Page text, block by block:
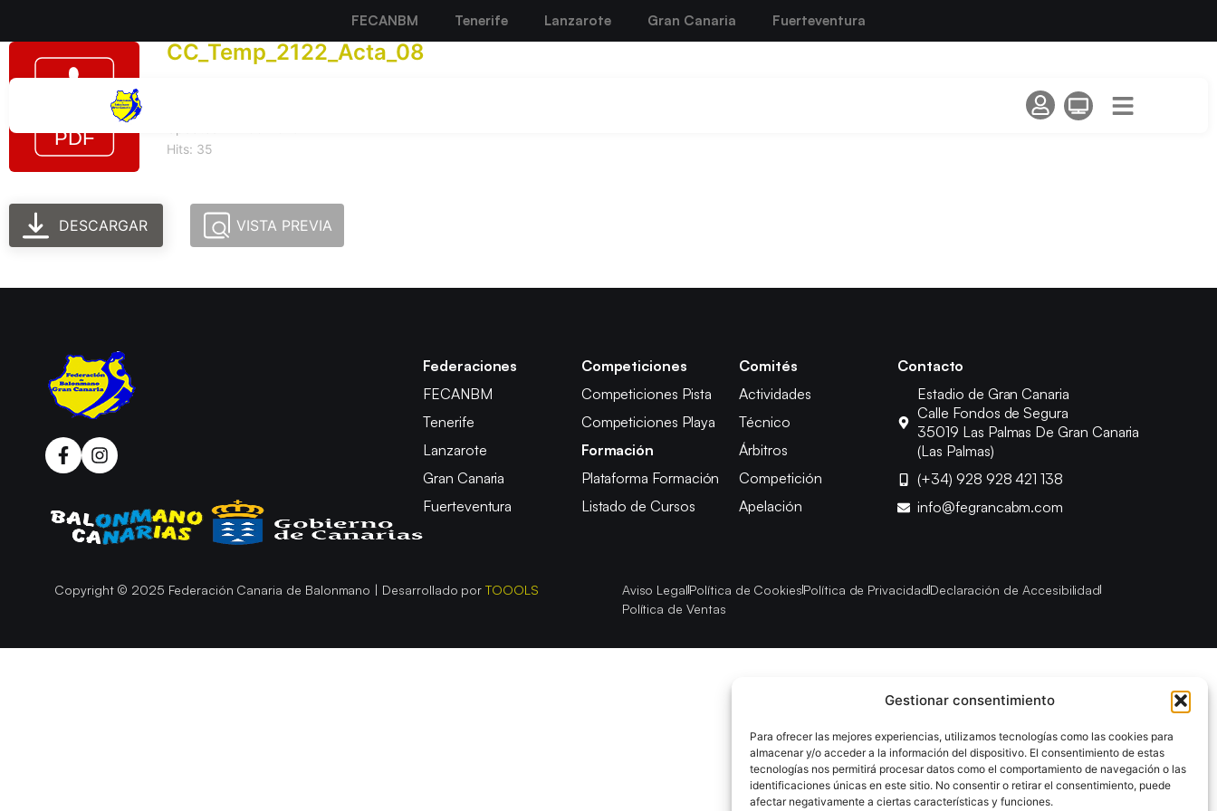
Gestionar consentimiento
Para ofrecer las mejores experiencias, utilizamos tecnologías como las cookies para
almacenar y/o acceder a la información del dispositivo. El consentimiento de estas
tecnologías nos permitirá procesar datos como el comportamiento de navegación o las
identificaciones únicas en este sitio. No consentir o retirar el consentimiento, puede
afectar negativamente a ciertas características y funciones.
FECANBM Tenerife Lanzarote Gran Canaria Fuerteventura
CC_Temp_2122_Acta_08
Hits: 35
DESCARGAR VISTA PREVIA
Federaciones
FECANBM
Tenerife
Lanzarote
Gran Canaria
Fuerteventura
Competiciones
Competiciones Pista
Competiciones Playa
Formación
Plataforma Formación
Listado de Cursos
Comités
Actividades
Técnico
Árbitros
Competición
Apelación
Contacto
Estadio de Gran Canaria
Calle Fondos de Segura
35019 Las Palmas De Gran Canaria
(Las Palmas)
(+34) 928 928 421 138
info@fegrancabm.com
Copyright © 2025 Federación Canaria de Balonmano | Desarrollado porTOOOLS Aviso LegalPolítica de CookiesPolítica de PrivacidadDeclaración de Accesibilidad
Política de Ventas